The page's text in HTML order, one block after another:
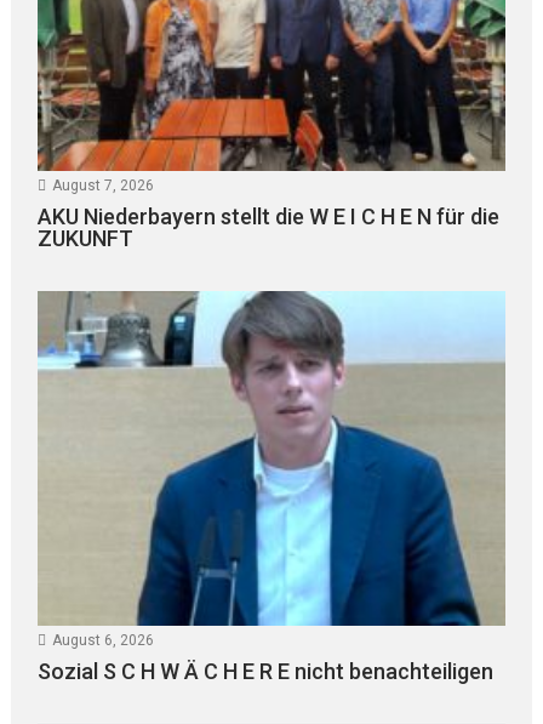
August 7, 2026
AKU Niederbayern stellt die W E I C H E N für die
ZUKUNFT
August 6, 2026
Sozial S C H W Ä C H E R E nicht benachteiligen